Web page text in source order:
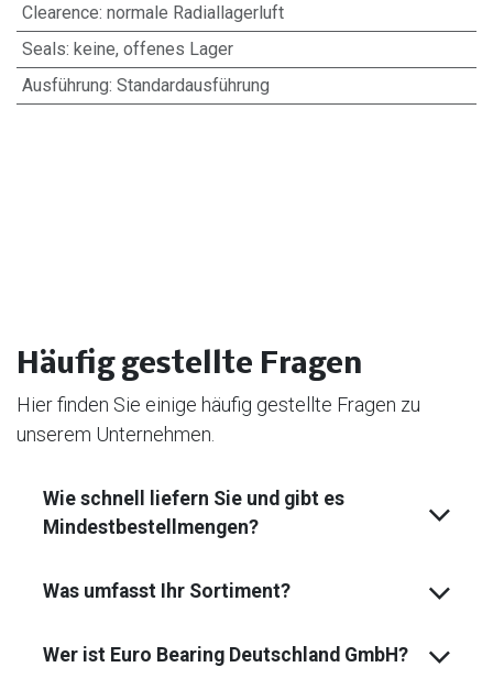
Clearence: normale Radiallagerluft
Seals: keine, offenes Lager
Ausführung: Standardausführung
Häufig gestellte Fragen
Hier finden Sie einige häufig gestellte Fragen zu
unserem Unternehmen.
Wie schnell liefern Sie und gibt es
Mindest­bestell­mengen?
Was umfasst Ihr Sortiment?
Wer ist Euro Bearing Deutschland GmbH?